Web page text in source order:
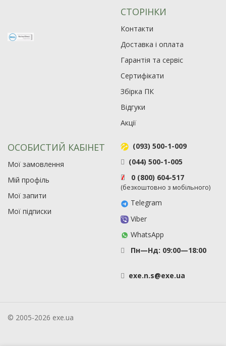
СТОРІНКИ
Контакти
Доставка і оплата
Гарантія та сервіс
Сертифікати
Збірка ПК
Відгуки
Акції
ОСОБИСТИЙ КАБІНЕТ
Мої замовлення
Мій профіль
Мої запити
Мої підписки
(093) 500-1-009
(044) 500-1-005
0 (800) 604-517
(безкоштовно з мобільного)
Telegram
Viber
WhatsApp
Пн—Нд: 09:00—18:00
exe.n.s@exe.ua
© 2005-2026 exe.ua